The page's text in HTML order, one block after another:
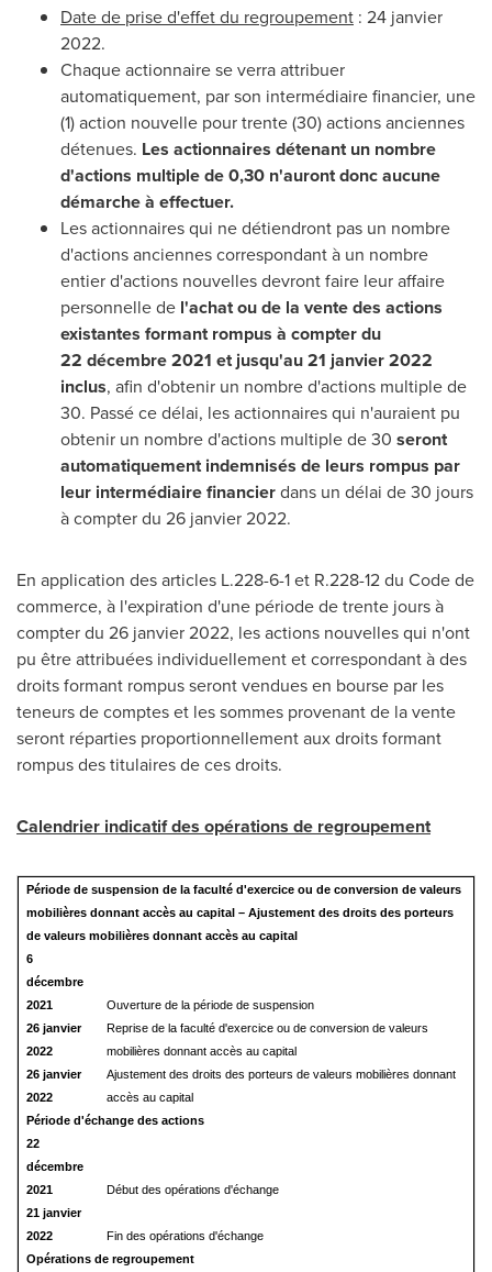
Date de prise d'effet du regroupement : 24 janvier
2022.
Chaque actionnaire se verra attribuer
automatiquement, par son intermédiaire financier, une
(1) action nouvelle pour trente (30) actions anciennes
détenues. Les actionnaires détenant un nombre
d'actions multiple de 0,30 n'auront donc aucune
démarche à effectuer.
Les actionnaires qui ne détiendront pas un nombre
d'actions anciennes correspondant à un nombre
entier d'actions nouvelles devront faire leur affaire
personnelle de l'achat ou de la vente des actions
existantes formant rompus à compter du
22 décembre2021 etjusqu'au 21 janvier 2022
inclus, afin d'obtenir un nombre d'actions multiple de
30. Passé ce délai, les actionnaires qui n'auraient pu
obtenir un nombre d'actions multiple de 30 seront
automatiquement indemnisés de leurs rompus par
leur intermédiaire financierdans un délai de 30 jours
à compter du 26 janvier 2022.
En application des articles L.228-6-1 et R.228-12 du Code de
commerce, à l'expiration d'une période de trente jours à
compter du 26 janvier 2022, les actions nouvelles qui n'ont
pu être attribuées individuellement et correspondant à des
droits formant rompus seront vendues en bourse par les
teneurs de comptes et les sommes provenant de la vente
seront réparties proportionnellement aux droits formant
rompus des titulaires de ces droits.
Calendrier indicatif des opérations de regroupement
Période de suspension de la faculté d'exercice ou de conversion de valeurs
mobilières donnant accès au capital – Ajustement des droits des porteurs
de valeurs mobilières donnant accès au capital
6
décembre
2021
Ouverture de la période de suspension
26 janvier
2022
Reprise de la faculté d'exercice ou de conversion de valeurs
mobilières donnant accès au capital
26 janvier
2022
Ajustement des droits des porteurs de valeurs mobilières donnant
accès au capital
Période d'échange des actions
22
décembre
2021
Début des opérations d'échange
21 janvier
2022
Fin des opérations d'échange
Opérations de regroupement